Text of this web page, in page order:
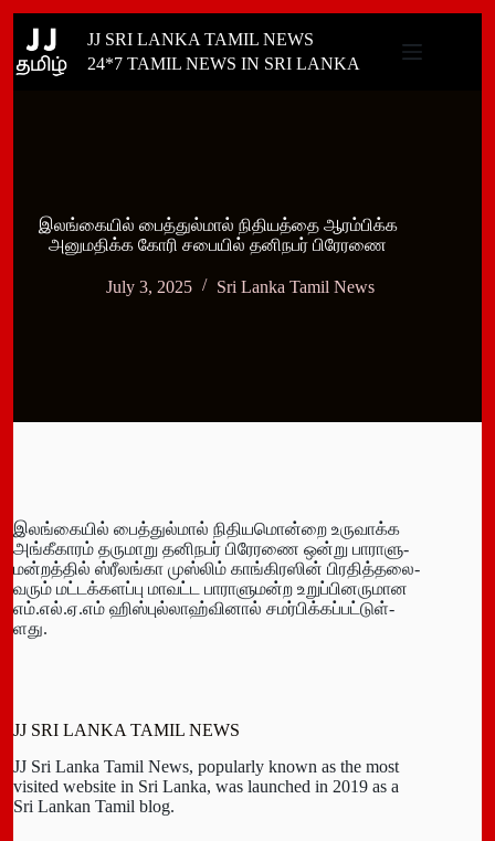
content
JJ SRI LANKA TAMIL NEWS
24*7 TAMIL NEWS IN SRI LANKA
இலங்கையில் பைத்துல்மால் நிதியத்தை ஆரம்பிக்க
அனுமதிக்க கோரி சபையில் தனிநபர் பிரேரணை
July 3, 2025 Sri Lanka Tamil News
இலங்­கையில் பைத்­துல்மால் நிதி­ய­மொன்றை உரு­வாக்க
அங்­கீகாரம் தரு­மாறு தனி­நபர் பிரே­ரணை ஒன்று பாரா­ளு­
மன்­றத்தில் ஸ்ரீலங்கா முஸ்லிம் காங்­கி­ரஸின் பிர­தித்­த­லை­
வரும் மட்­டக்­க­ளப்பு மாவட்ட பாரா­ளு­மன்ற உறுப்­பி­ன­ரு­மான
எம்.எல்.ஏ.எம் ஹிஸ்­புல்­லாஹ்­வினால் சமர்­பிக்­கப்­பட்­டுள்­
ளது.
JJ SRI LANKA TAMIL NEWS
JJ Sri Lanka Tamil News, popularly known as the most
visited website in Sri Lanka, was launched in 2019 as a
Sri Lankan Tamil blog.